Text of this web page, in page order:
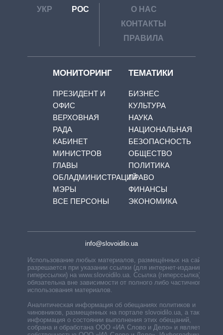
УКР РОС
О НАС
КОНТАКТЫ
ПРАВИЛА
МОНИТОРИНГ
ПРЕЗИДЕНТ И
ОФИС
ВЕРХОВНАЯ
РАДА
КАБИНЕТ
МИНИСТРОВ
ГЛАВЫ
ОБЛАДМИНИСТРАЦИЙ
МЭРЫ
ВСЕ ПЕРСОНЫ
ТЕМАТИКИ
БИЗНЕС
КУЛЬТУРА
НАУКА
НАЦИОНАЛЬНАЯ
БЕЗОПАСНОСТЬ
ОБЩЕСТВО
ПОЛИТИКА
ПРАВО
ФИНАНСЫ
ЭКОНОМИКА
info@slovoidilo.ua
Использование любых материалов, размещённых на сайте,
разрешается при указании ссылки (для интернет-изданий —
гиперссылки) на www.slovoidilo.ua. Ссылка (гиперссылка)
обязательна вне зависимости от полного либо частичного
использования материалов.
Аналитическая информация об обещаниях политиков и
чиновников, размещенных на портале slovoidilo.ua, а также
информация о состоянии выполнения этих обещаний,
собрана и обработана ООО «ИА Слово и Дело» и является